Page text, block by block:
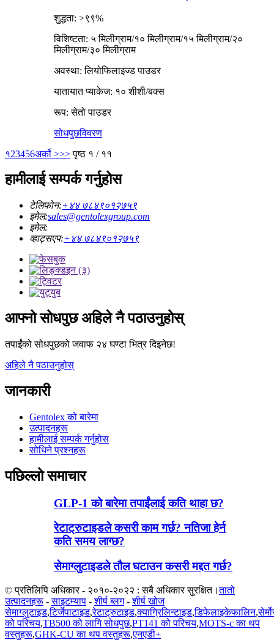
शुद्धता: >९९%
विशिष्टता: ५ मिलीग्राम/१० मिलीग्राम/१५ मिलीग्राम/२०
मिलीग्राम/३० मिलीग्राम
अवस्था: लियोफिलाइज्ड पाउडर
यातायात प्याकेज: १० शीशी/बक्स
रूप: सेतो पाउडर
सोधपुछविवरण
१23456अर्को >>> पृष्ठ १ / ११
हामीलाई सम्पर्क गर्नुहोस
टेलिफोन:+४४ ७८४९०१२७५९
इमेल:sales@gentolexgroup.com
इमेल:
व्हाट्सएप:+४४ ७८४९०१२७५९
आफ्नो सोधपुछ अहिले नै पठाउनुहोस्
तपाईंको सोधपुछको जवाफ २४ घण्टा भित्र दिइनेछ!
अहिले नै पठाउनुहोस्
जानकारी
Gentolex को बारेमा
उत्पादनहरू
हामीलाई सम्पर्क गर्नुहोस
सोधिने प्रश्नहरू
पछिल्लो समाचार
GLP-1 को बारेमा तपाईंलाई कति थाहा छ?
रेटाट्रुटाइडले कसरी काम गर्छ? नतिजा हेर्न
कति समय लाग्छ?
सेमाग्लुटाइडले तौल घटाउन कसरी मद्दत गर्छ?
© प्रतिलिपि अधिकार - २०१०-२०२२ : सबै अधिकार सुरक्षित।तातो
उत्पादनहरू -साइटम्याप -शीर्ष ब्लग-शीर्ष खोज
सेमाग्लुटाइड,टिर्जेपाटाइड,रेटाट्रुटाइड,क्याग्रिलिन्टाइड,डिफेलाइकेफालिन,
को परिचय,TB500 को लागि सोधपुछ,PT141 को परिचय,MOTS-c का थप
वस्तुहरू,GHK-CU का थप वस्तुहरू,एनएडी+